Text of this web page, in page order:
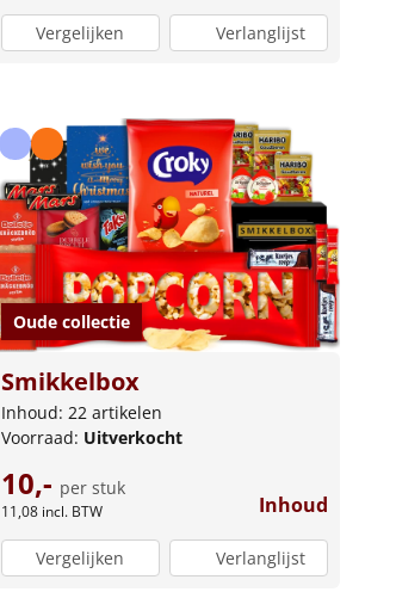
Vergelijken Verlanglijst
Oude collectie
Smikkelbox
Inhoud: 22 artikelen
Voorraad: Uitverkocht
10,- per stuk
11,08 incl. BTW Inhoud
Vergelijken Verlanglijst